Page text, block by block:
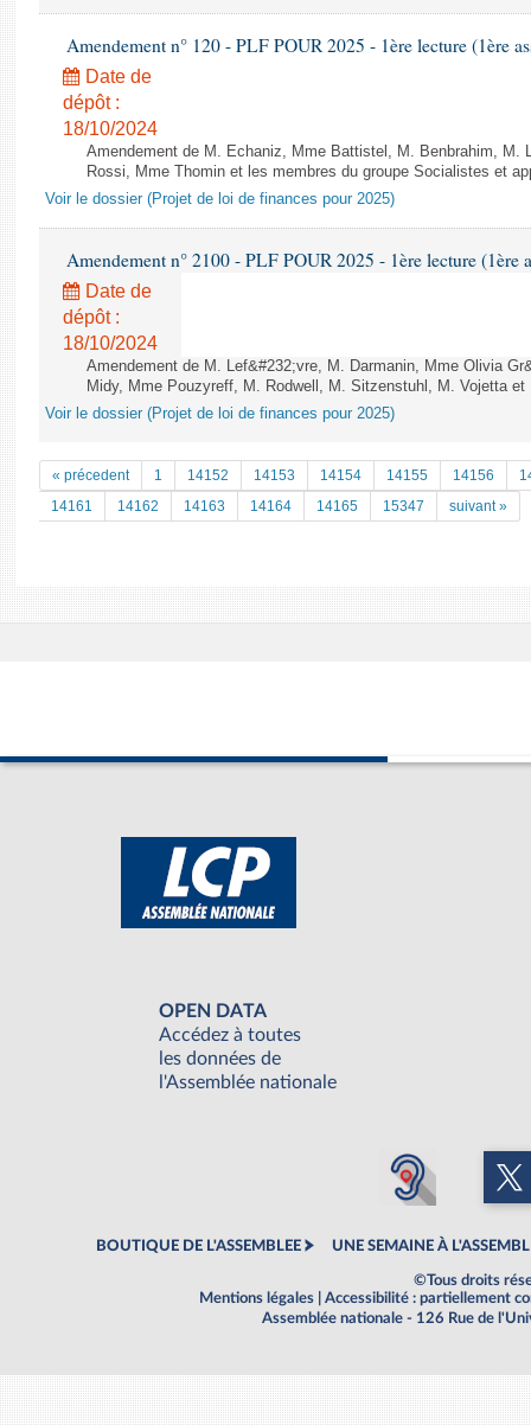
Amendement n° 120 - PLF POUR 2025 - 1ère lecture (1ère
Date de
dépôt :
18/10/2024
Amendement de M. Echaniz, Mme Battistel, M. Benbrahim, M.
Rossi, Mme Thomin et les membres du groupe Socialistes et
Voir le dossier (Projet de loi de finances pour 2025)
Amendement n° 2100 - PLF POUR 2025 - 1ère lecture (1ère
Date de
dépôt :
18/10/2024
Amendement de M. Lef&#232;vre, M. Darmanin, Mme Olivia
Midy, Mme Pouzyreff, M. Rodwell, M. Sitzenstuhl, M. Vojetta
Voir le dossier (Projet de loi de finances pour 2025)
« précedent 1 14152 14153 14154 14155 14156
14161
14162 14163 14164 14165 15347 suivant »
OPEN DATA
Accédez à toutes
les données de
l'Assemblée nationale
BOUTIQUE DE L'ASSEMBLEE UNE SEMAINE À
©Tous droits
Mentions légales
Accessibilité : partiellement
Assemblée nationale - 126 Rue de